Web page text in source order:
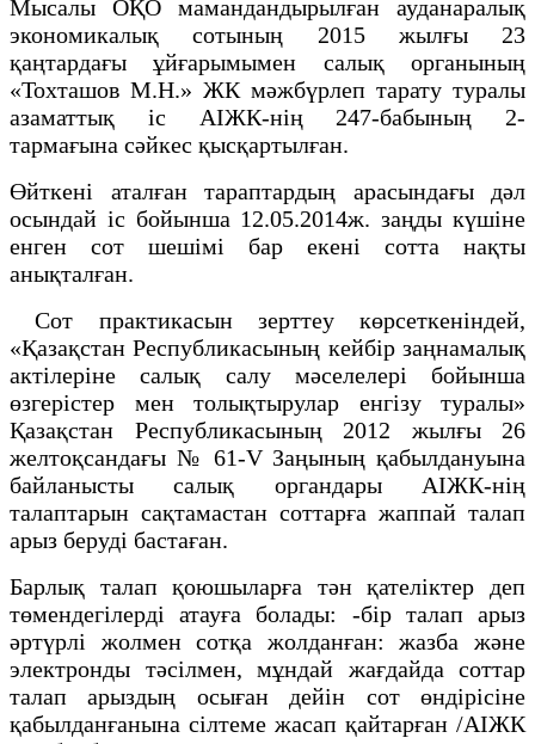
Мысалы ОҚО мамандандырылған ауданаралық
экономикалық сотының 2015 жылғы 23
қаңтардағы ұйғарымымен салық органының
«Тохташов М.Н.» ЖК мәжбүрлеп тарату туралы
азаматтық іс АІЖК-нің 247-бабының 2-
тармағына сәйкес қысқартылған.
Өйткені аталған тараптардың арасындағы дәл
осындай іс бойынша 12.05.2014ж. заңды күшіне
енген сот шешімі бар екені сотта нақты
анықталған.
Сот практикасын зерттеу көрсеткеніндей,
«Қазақстан Республикасының кейбір заңнамалық
актілеріне салық салу мәселелері бойынша
өзгерістер мен толықтырулар енгізу туралы»
Қазақстан Республикасының 2012 жылғы 26
желтоқсандағы № 61-V Заңының қабылдануына
байланысты салық органдары АІЖК-нің
талаптарын сақтамастан соттарға жаппай талап
арыз беруді бастаған.
Барлық талап қоюшыларға тән қателіктер деп
төмендегілерді атауға болады: -бір талап арыз
әртүрлі жолмен сотқа жолданған: жазба және
электронды тәсілмен, мұндай жағдайда соттар
талап арыздың осыған дейін сот өндірісіне
қабылданғанына сілтеме жасап қайтарған /АІЖК